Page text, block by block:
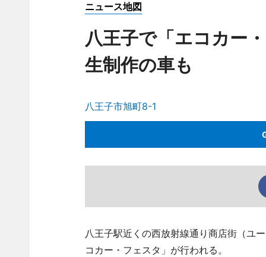
ニュース地図
八王子で「エコカー
生制作の車も
八王子市旭町8-1
八王子駅近くの西放射線通り商店街（ユ
コカー・フェスタ」が行われる。